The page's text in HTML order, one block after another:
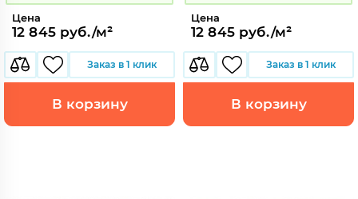
Цена
12 845 руб./м²
Заказ в 1 клик
В корзину
Цена
12 845 руб./м²
Заказ в 1 клик
В корзину